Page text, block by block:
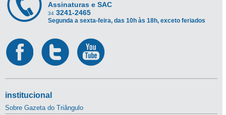
Assinaturas e SAC
34 3241-2465
Segunda a sexta-feira, das 10h às 18h, exceto feriados
institucional
Sobre Gazeta do Triângulo